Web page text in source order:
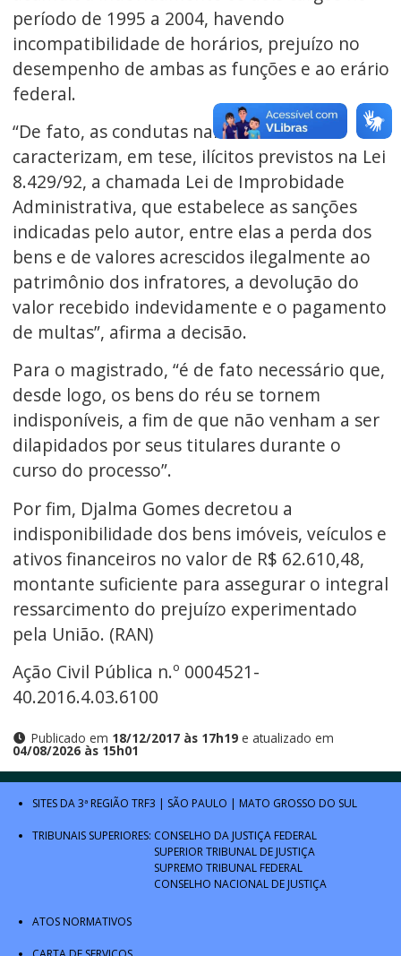
período de 1995 a 2004, havendo
incompatibilidade de horários, prejuízo no
desempenho de ambas as funções e ao erário
federal.
“De fato, as condutas narradas na inicial
caracterizam, em tese, ilícitos previstos na Lei
8.429/92, a chamada Lei de Improbidade
Administrativa, que estabelece as sanções
indicadas pelo autor, entre elas a perda dos
bens e de valores acrescidos ilegalmente ao
patrimônio dos infratores, a devolução do
valor recebido indevidamente e o pagamento
de multas”, afirma a decisão.
Para o magistrado, “é de fato necessário que,
desde logo, os bens do réu se tornem
indisponíveis, a fim de que não venham a ser
dilapidados por seus titulares durante o
curso do processo”.
Por fim, Djalma Gomes decretou a
indisponibilidade dos bens imóveis, veículos e
ativos financeiros no valor de R$ 62.610,48,
montante suficiente para assegurar o integral
ressarcimento do prejuízo experimentado
pela União. (RAN)
Ação Civil Pública n.º 0004521-
40.2016.4.03.6100
Publicado em 18/12/2017 às 17h19e atualizado em
04/08/2026 às 15h01
SITES DA 3ª REGIÃO TRF3 | SÃO PAULO | MATO GROSSO DO SUL
TRIBUNAIS SUPERIORES: CONSELHO DA JUSTIÇA FEDERAL
SUPERIOR TRIBUNAL DE JUSTIÇA
SUPREMO TRIBUNAL FEDERAL
CONSELHO NACIONAL DE JUSTIÇA
ATOS NORMATIVOS